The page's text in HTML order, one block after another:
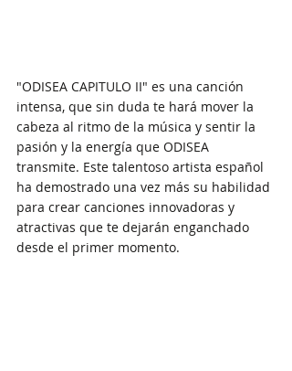
"ODISEA CAPITULO II" es una canción
intensa, que sin duda te hará mover la
cabeza al ritmo de la música y sentir la
pasión y la energía que ODISEA
transmite. Este talentoso artista español
ha demostrado una vez más su habilidad
para crear canciones innovadoras y
atractivas que te dejarán enganchado
desde el primer momento.